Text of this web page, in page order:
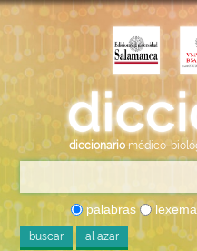
diccionario médico-
palabras
buscar al azar